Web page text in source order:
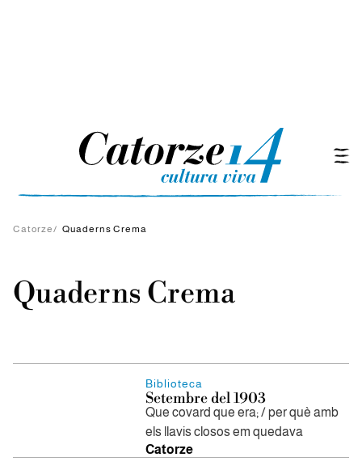
Catorze/ Quaderns Crema
Quaderns Crema
Biblioteca
Setembre del 1903
Que covard que era; / per què amb
els llavis closos em quedava
Catorze